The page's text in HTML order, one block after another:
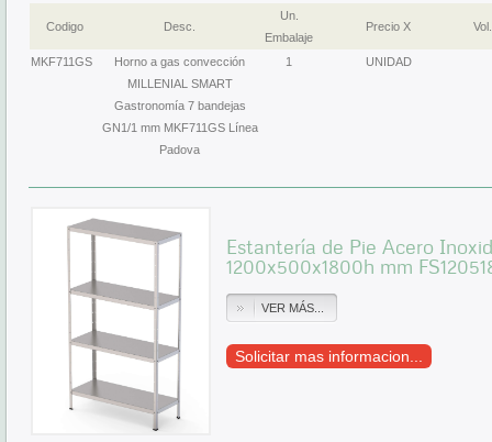
Codigo Desc.
Un.
Embalaje
Precio X Vol.
MKF711GS
Horno a gas convección
MILLENIAL SMART
Gastronomía 7 bandejas
GN1/1 mm MKF711GS Línea
Padova
1 UNIDAD
Estantería de Pie Acero
1200x500x1800h mm
VER MÁS...
Solicitar mas informacion...